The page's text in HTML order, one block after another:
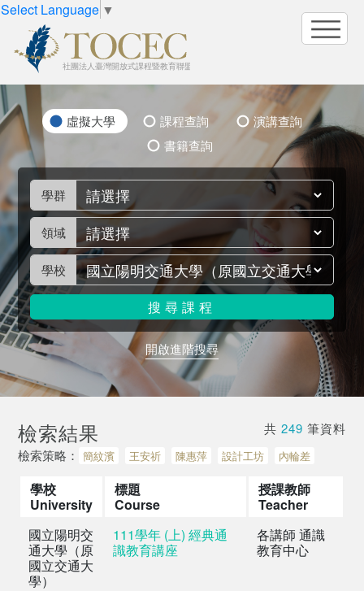
Select Language ▼
虛擬大學 課程查詢
演講查詢
書籍查詢
學群
領域
學校
搜尋 課程
開啟進階搜尋
檢索結果 共 249 筆資料
檢索策略：
簡紋濱 王安祈 陳惠萍 設計工坊 內輪差
學校
University
標題
Course
授課教師
Teacher
國立陽明交
通大學（原
國立交通大
學）
111學年 (上) 經典通
識教育講座
各講師 通識
教育中心